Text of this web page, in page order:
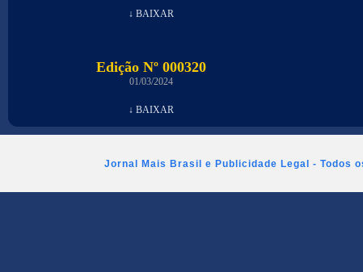
↓ BAIXAR
Edição Nº 000320
01/03/2024
↓ BAIXAR
Jornal Mais Brasil e Publicidade Legal - Todos